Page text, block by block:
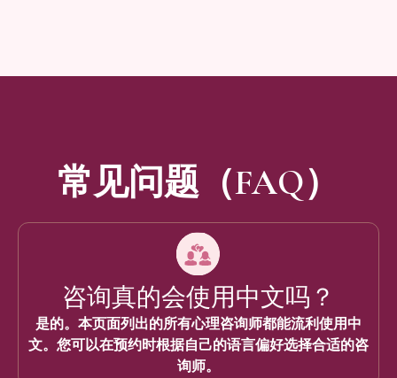
常见问题（FAQ）
咨询真的会使用中文吗？
是的。本页面列出的所有心理咨询师都能流利使用中
文。您可以在预约时根据自己的语言偏好选择合适的咨
询师。